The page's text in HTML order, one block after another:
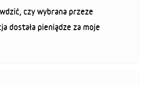
czy wybrana przeze
dostała pieniądze za moje